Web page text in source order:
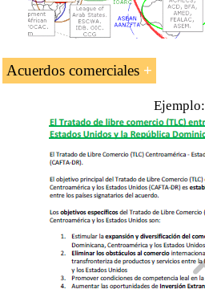
Acuerdos comerciales
Tratados de la República
Tratado República
Estados Unidos (CAFTA-
Tratado Unión Europea-
Tratado de libre comercio
Dominicana y la
Tratado Reino Unido-
Acuerdo de alcance
Ejemplo: